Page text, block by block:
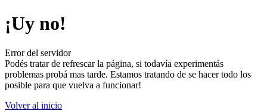
¡Uy no!
Error del servidor
Podés tratar de refrescar la página, si todavía experimentás
problemas probá mas tarde. Estamos tratando de se hacer todo los
posible para que vuelva a funcionar!
Volver al inicio